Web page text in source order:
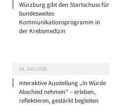
Würzburg gibt den Startschuss für
bundesweites
Kommunikationsprogramm in
der Krebsmedizin
24. JULI 2026
Interaktive Ausstellung „In Würde
Abschied nehmen“ – erleben,
reflektieren, gestärkt begleiten